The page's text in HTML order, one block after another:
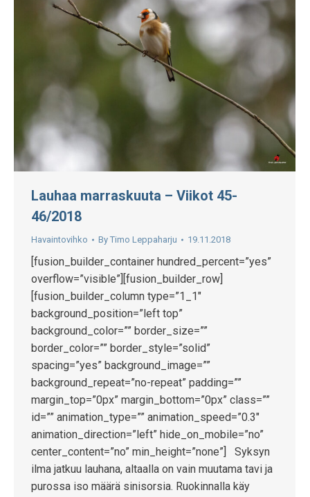
Lauhaa marraskuuta – Viikot 45-
46/2018
Havaintovihko By Timo Leppaharju 19.11.2018
[fusion_builder_container hundred_percent=”yes”
overflow=”visible”][fusion_builder_row]
[fusion_builder_column type=”1_1″
background_position=”left top”
background_color=”” border_size=””
border_color=”” border_style=”solid”
spacing=”yes” background_image=””
background_repeat=”no-repeat” padding=””
margin_top=”0px” margin_bottom=”0px” class=””
id=”” animation_type=”” animation_speed=”0.3″
animation_direction=”left” hide_on_mobile=”no”
center_content=”no” min_height=”none”] Syksyn
ilma jatkuu lauhana, altaalla on vain muutama tavi ja
purossa iso määrä sinisorsia. Ruokinnalla käy